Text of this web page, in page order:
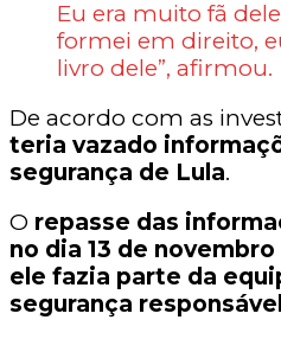
Eu era muito fã
formei em direito,
livro dele”, afirmou.
De acordo com as
teria vazado
segurança de Lula.
O repasse das
no dia 13 de
ele fazia parte da
segurança